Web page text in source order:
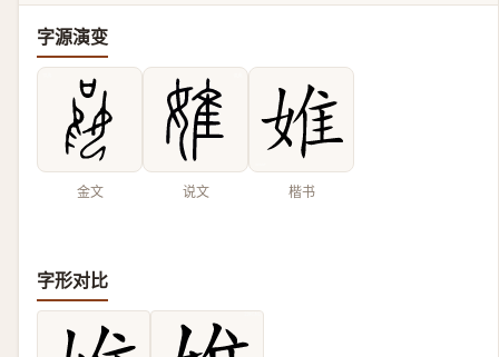
字源演变
金文 说文 楷书
字形对比